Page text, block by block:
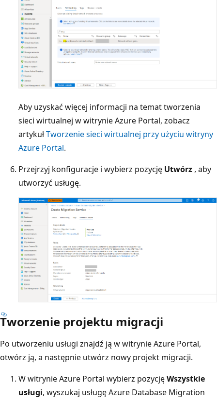
Aby uzyskać więcej informacji na temat tworzenia
sieci wirtualnej w witrynie Azure Portal, zobacz
artykułTworzenie sieci wirtualnej przy użyciu witryny
Azure Portal.
Przejrzyj konfiguracje i wybierz pozycję Utwórz , aby
utworzyć usługę.
Tworzenie projektu migracji
Po utworzeniu usługi znajdź ją w witrynie Azure Portal,
otwórz ją, a następnie utwórz nowy projekt migracji.
W witrynie Azure Portal wybierz pozycjęWszystkie
usługi, wyszukaj usługę Azure Database Migration